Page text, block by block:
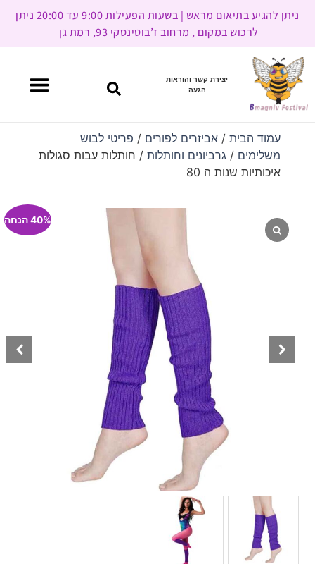
ניתן להגיע בתיאום מראש | בשעות הפעילות 9:00 עד 20:00 ניתן
לרכוש במקום , מרחוב ז’בוטינסקי 93, רמת גן
יצירת קשר והוראות
הגעה
עמוד הבית/ אביזרים לפורים / פריטי לבוש
משלימים / גרביונים וחותלות/ חותלות עבות סגולות
איכותיות שנות ה 80
40% הנחה